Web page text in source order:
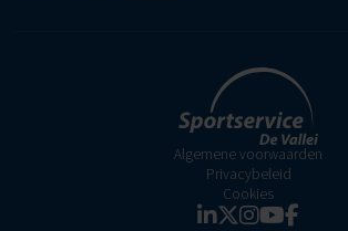
Algemene voorwaarden
Privacybeleid
Cookies